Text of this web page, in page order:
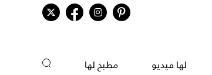
لها فيديو مطبخ لها